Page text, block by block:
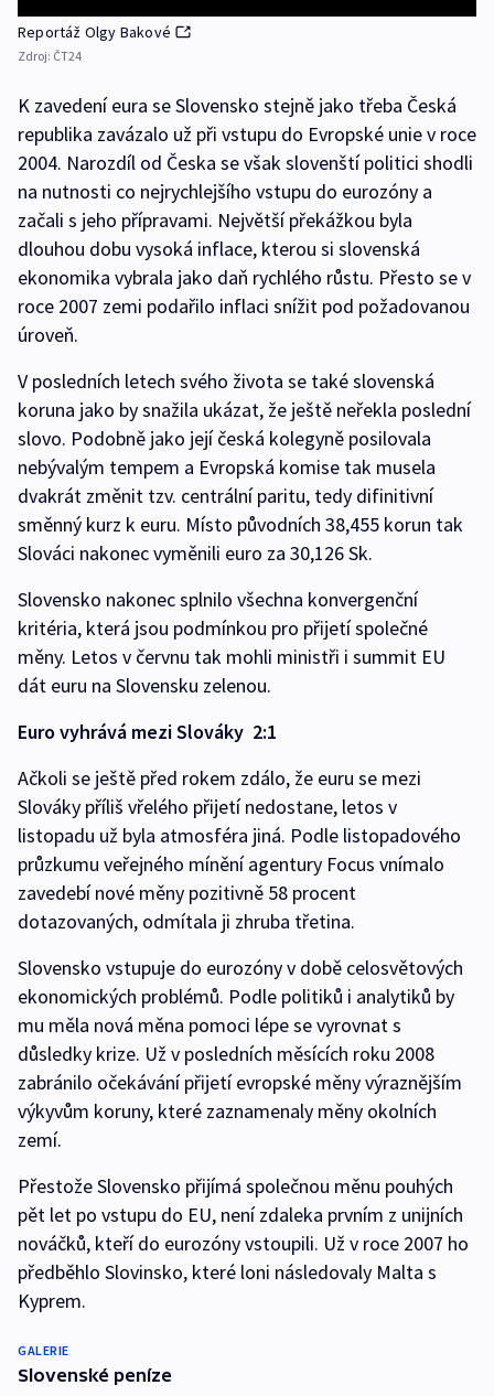
Reportáž Olgy Bakové
Zdroj: ČT24
K zavedení eura se Slovensko stejně jako třeba Česká
republika zavázalo už při vstupu do Evropské unie v roce
2004. Narozdíl od Česka se však slovenští politici shodli
na nutnosti co nejrychlejšího vstupu do eurozóny a
začali s jeho přípravami. Největší překážkou byla
dlouhou dobu vysoká inflace, kterou si slovenská
ekonomika vybrala jako daň rychlého růstu. Přesto se v
roce 2007 zemi podařilo inflaci snížit pod požadovanou
úroveň.
V posledních letech svého života se také slovenská
koruna jako by snažila ukázat, že ještě neřekla poslední
slovo. Podobně jako její česká kolegyně posilovala
nebývalým tempem a Evropská komise tak musela
dvakrát změnit tzv. centrální paritu, tedy difinitivní
směnný kurz k euru. Místo původních 38,455 korun tak
Slováci nakonec vyměnili euro za 30,126 Sk.
Slovensko nakonec splnilo všechna konvergenční
kritéria, která jsou podmínkou pro přijetí společné
měny. Letos v červnu tak mohli ministři i summit EU
dát euru na Slovensku zelenou.
Euro vyhrává mezi Slováky 2:1
Ačkoli se ještě před rokem zdálo, že euru se mezi
Slováky příliš vřelého přijetí nedostane, letos v
listopadu už byla atmosféra jiná. Podle listopadového
průzkumu veřejného mínění agentury Focus vnímalo
zavedebí nové měny pozitivně 58 procent
dotazovaných, odmítala ji zhruba třetina.
Slovensko vstupuje do eurozóny v době celosvětových
ekonomických problémů. Podle politiků i analytiků by
mu měla nová měna pomoci lépe se vyrovnat s
důsledky krize. Už v posledních měsících roku 2008
zabránilo očekávání přijetí evropské měny výraznějším
výkyvům koruny, které zaznamenaly měny okolních
zemí.
Přestože Slovensko přijímá společnou měnu pouhých
pět let po vstupu do EU, není zdaleka prvním z unijních
nováčků, kteří do eurozóny vstoupili. Už v roce 2007 ho
předběhlo Slovinsko, které loni následovaly Malta s
Kyprem.
GALERIE
Slovenské peníze